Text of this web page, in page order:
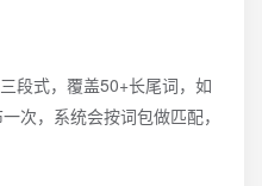
段式，覆盖50+长尾词，如
次，系统会按词包做匹配，